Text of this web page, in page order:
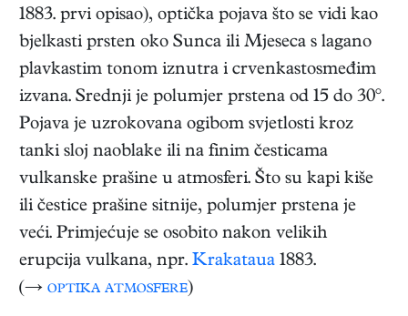
1883. prvi opisao), optička pojava što se vidi kao
bjelkasti prsten oko Sunca ili Mjeseca s lagano
plavkastim tonom iznutra i crvenkastosmeđim
izvana. Srednji je polumjer prstena od 15 do 30°.
Pojava je uzrokovana ogibom svjetlosti kroz
tanki sloj naoblake ili na finim česticama
vulkanske prašine u atmosferi. Što su kapi kiše
ili čestice prašine sitnije, polumjer prstena je
veći. Primjećuje se osobito nakon velikih
erupcija vulkana, npr. Krakataua 1883.
(→ optika atmosfere)